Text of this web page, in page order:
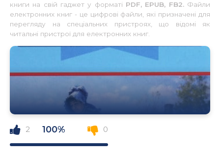
книги на свій гаджет у форматі PDF, EPUB, FB2.Файли
електронних книг - це цифрові файли, які призначені для
перегляду на спеціальних пристроях, що відомі як
читальні пристрої для електронних книг.
2 100% 0